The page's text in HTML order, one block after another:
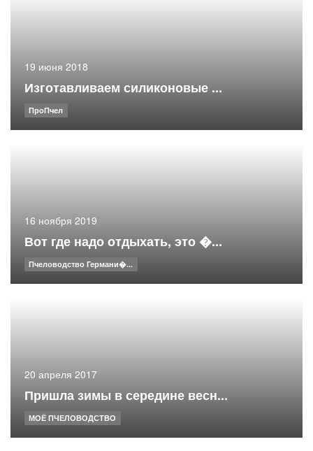
19 июня 2018
Изготавливаем силиконовые ...
ПроПчел
16 ноября 2019
Вот где надо отдыхать, это �...
Пчеловодство Германи�...
20 апреля 2017
Пришла зимы в середине весн...
МОЁ ПЧЕЛОВОДСТВО